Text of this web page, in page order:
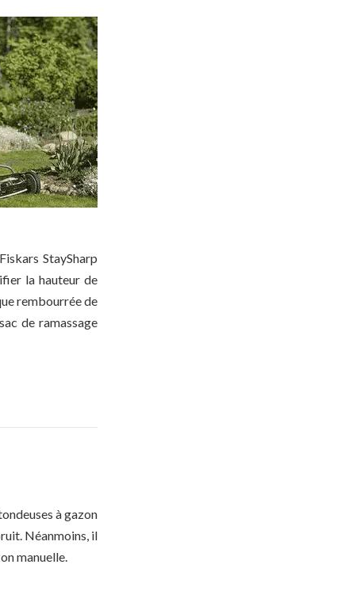
StaySharp
la hauteur de
rembourrée de
de ramassage
à gazon
Néanmoins, il
manuelle.